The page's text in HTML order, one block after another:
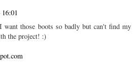
16:01
those boots so badly but can't find my
the project! :)